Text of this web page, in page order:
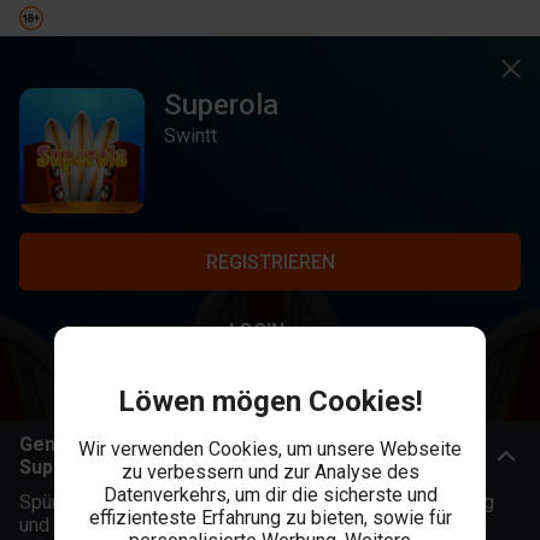
Superola
Swintt
REGISTRIEREN
LOGIN
Genieße einen perfekten Surf- und Relaxurlaub mit
Superola
Spüre die ideale Mischung aus Surf Vibes, Strandfeeling
und Nostalgie im SuperolaSpielautomatvon Swintt. Du
Löwen mögen Cookies!
Wir verwenden Cookies, um unsere Webseite
zu verbessern und zur Analyse des
Datenverkehrs, um dir die sicherste und
effizienteste Erfahrung zu bieten, sowie für